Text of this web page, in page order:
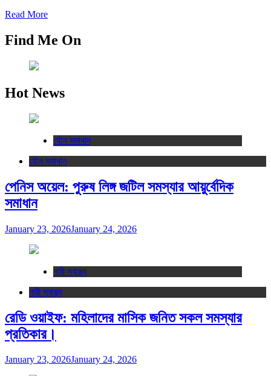
Read More
Find Me On
Hot News
যৌন সমাধান
যৌন সমাধান
পেনিস অয়েল: পুরুষ লিঙ্গ জটিল সমস্যার আয়ুর্বেদিক
সমাধান
January 23, 2026January 24, 2026
নারী স্বাস্থ্য
নারী স্বাস্থ্য
রেডি ওয়াইফ: মহিলাদের মাসিক জনিত সকল সমস্যার
প্রতিকার।
January 23, 2026January 24, 2026